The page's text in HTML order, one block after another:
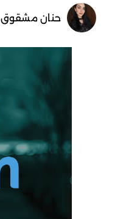
حنان مشقوق